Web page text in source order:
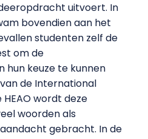
uitvoert. In
bovendien aan het
studenten zelf de
om de
keuze te kunnen
de International
HEAO wordt deze
woorden als
gebracht. In de